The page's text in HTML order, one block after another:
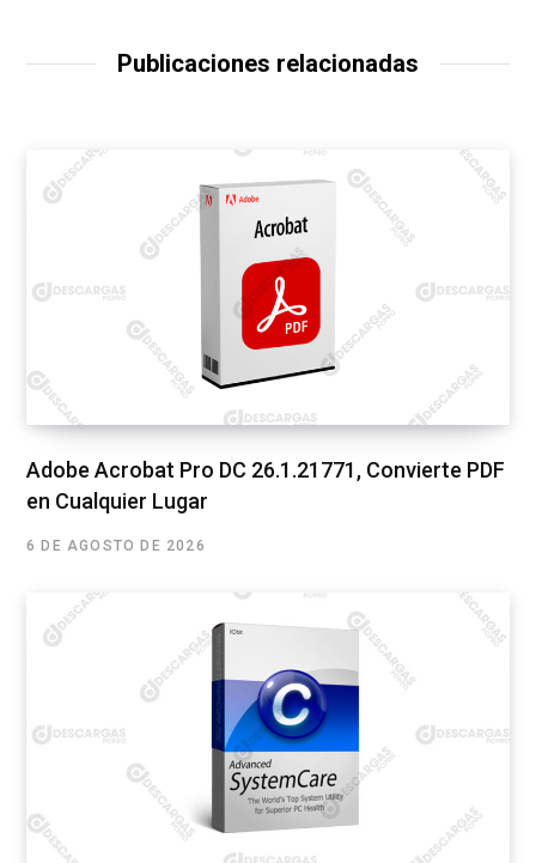
Publicaciones relacionadas
Adobe Acrobat Pro DC 26.1.21771, Convierte PDF
en Cualquier Lugar
6 DE AGOSTO DE 2026